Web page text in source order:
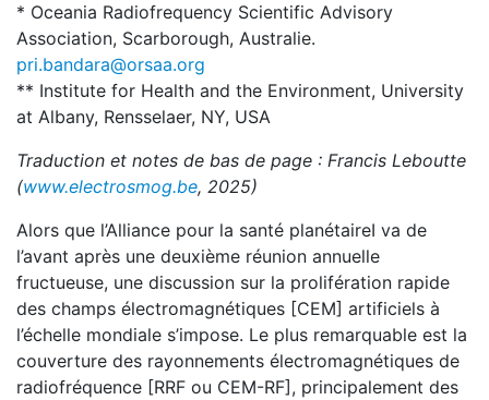
* Oceania Radiofrequency Scientific Advisory
Association, Scarborough, Australie.
pri.bandara@orsaa.org
** Institute for Health and the Environment, University
at Albany, Rensselaer, NY, USA
Traduction et notes de bas de page : Francis Leboutte
(www.electrosmog.be, 2025)
Alors que l’Alliance pour la santé planétaireI va de
l’avant après une deuxième réunion annuelle
fructueuse, une discussion sur la prolifération rapide
des champs électromagnétiques [CEM] artificiels à
l’échelle mondiale s’impose. Le plus remarquable est la
couverture des rayonnements électromagnétiques de
radiofréquence [RRF ou CEM-RF], principalement des